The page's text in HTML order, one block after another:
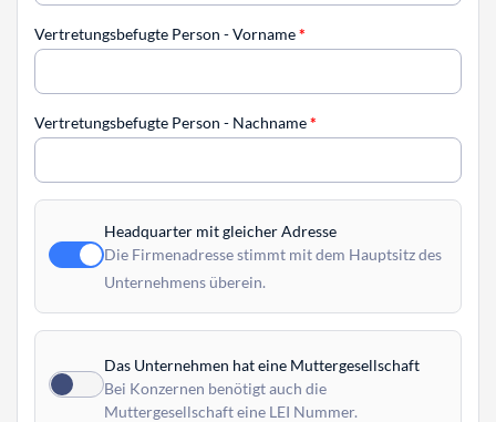
Vertretungsbefugte Person - Vorname*
Vertretungsbefugte Person - Nachname*
Headquarter mit gleicher Adresse
Die Firmenadresse stimmt mit dem Hauptsitz des
Unternehmens überein.
Das Unternehmen hat eine Muttergesellschaft
Bei Konzernen benötigt auch die
Muttergesellschaft eine LEI Nummer.